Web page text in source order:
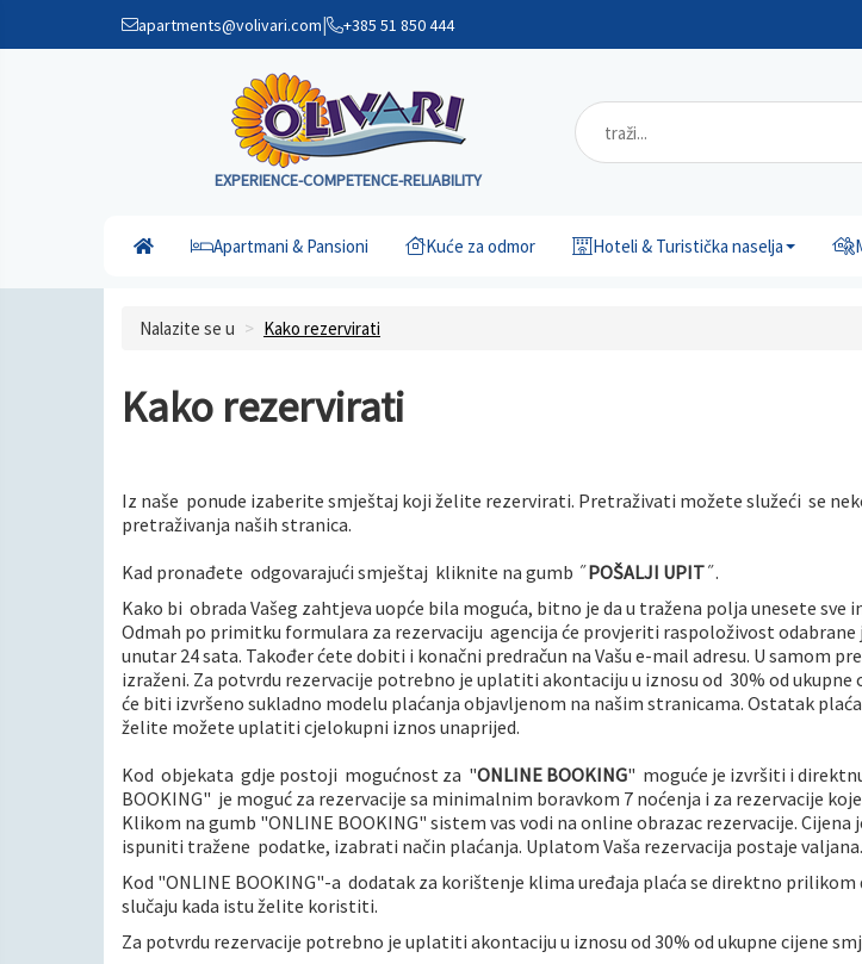
apartments@volivari.com| +385 51 850 444
EXPERIENCE-COMPETENCE-RELIABILITY
Apartmani & Pansioni Kuće za odmor Hoteli & Turistička naselja
Nalazite se u Kako rezervirati
Kako rezervirati
Iz naše ponude izaberite smještaj koji želite rezervirati. Pretraživati možete služeći se
pretraživanja naših stranica.
Kad pronađete odgovarajući smještaj kliknite na gumb ˝POŠALJI UPIT˝.
Kako bi obrada Vašeg zahtjeva uopće bila moguća, bitno je da u tražena polja unesete sve
Odmah po primitku formulara za rezervaciju agencija će provjeriti raspoloživost odabrane
unutar 24 sata. Također ćete dobiti i konačni predračun na Vašu e-mail adresu. U samom
izraženi. Za potvrdu rezervacije potrebno je uplatiti akontaciju u iznosu od 30% od ukupne
će biti izvršeno sukladno modelu plaćanja objavljenom na našim stranicama. Ostatak
želite možete uplatiti cjelokupni iznos unaprijed.
Kod objekata gdje postoji mogućnost za "ONLINE BOOKING" moguće je izvršiti i
BOOKING" je moguć za rezervacije sa minimalnim boravkom 7 noćenja i za rezervacije
Klikom na gumb "ONLINE BOOKING" sistem vas vodi na online obrazac rezervacije. Cijena
ispuniti tražene podatke, izabrati način plaćanja. Uplatom Vaša rezervacija postaje valjana.
Kod "ONLINE BOOKING"-a dodatak za korištenje klima uređaja plaća se direktno prilikom
slučaju kada istu želite koristiti.
Za potvrdu rezervacije potrebno je uplatiti akontaciju u iznosu od 30% od ukupne cijene